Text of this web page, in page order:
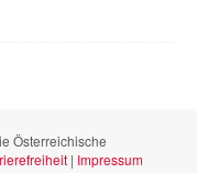
Österreichische
| Impressum